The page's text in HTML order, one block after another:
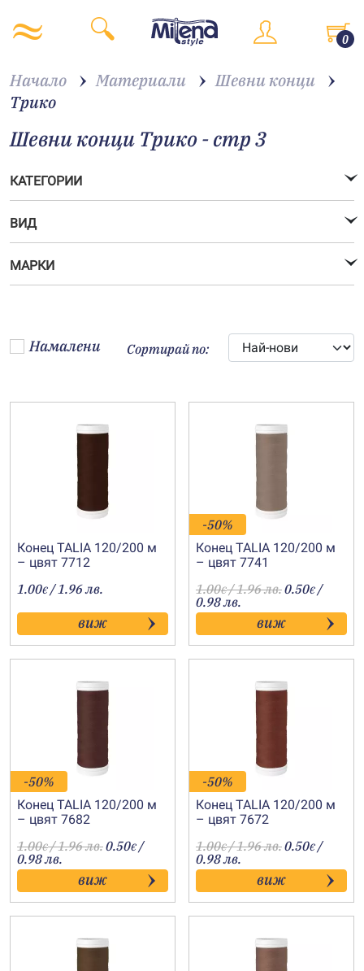
0
Начало Материали
Шевни конци
Трико
Шевни конци Трико - стр 3
КАТЕГОРИИ
ВИД
МАРКИ
Намалени Сортирай по:
Конец TALIA 120/200 м
– цвят 7712
1.00€ / 1.96 лв.
виж
-50%
Конец TALIA 120/200 м
– цвят 7741
1.00€/ 1.96 лв.0.50€ /
0.98 лв.
виж
-50%
Конец TALIA 120/200 м
– цвят 7682
1.00€/ 1.96 лв.0.50€ /
0.98 лв.
виж
-50%
Конец TALIA 120/200 м
– цвят 7672
1.00€/ 1.96 лв.0.50€ /
0.98 лв.
виж